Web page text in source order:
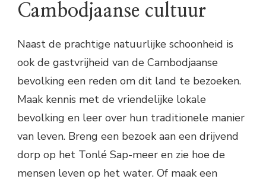
Cambodjaanse cultuur
Naast de prachtige natuurlijke schoonheid is
ook de gastvrijheid van de Cambodjaanse
bevolking een reden om dit land te bezoeken.
Maak kennis met de vriendelijke lokale
bevolking en leer over hun traditionele manier
van leven. Breng een bezoek aan een drijvend
dorp op het Tonlé Sap-meer en zie hoe de
mensen leven op het water. Of maak een